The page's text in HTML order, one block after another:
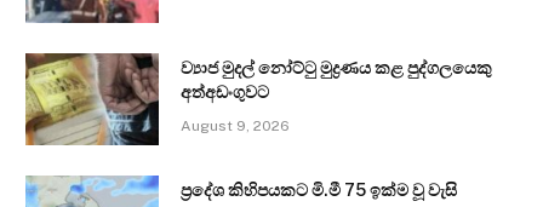
ව්‍යාජ මුදල් නෝට්ටු මුද්‍රණය කළ පුද්ගලයෙකු
අත්අඩංගුවට
August 9, 2026
ප්‍රදේශ කිහිපයකට මි.මී 75 ඉක්ම වූ වැසි